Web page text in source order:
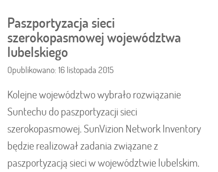
Paszportyzacja sieci
szerokopasmowej województwa
lubelskiego
Opublikowano: 16 listopada 2015
Kolejne województwo wybrało rozwiązanie
Suntechu do paszportyzacji sieci
szerokopasmowej. SunVizion Network Inventory
będzie realizował zadania związane z
paszportyzacją sieci w województwie lubelskim.